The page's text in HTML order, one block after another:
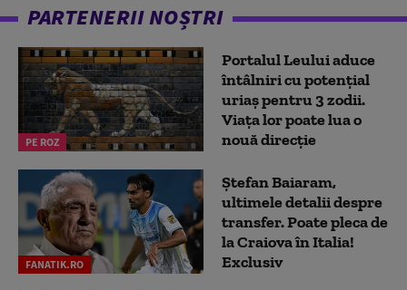
PARTENERII NOȘTRI
PE ROZ
Portalul Leului aduce
întâlniri cu potențial
uriaș pentru 3 zodii.
Viața lor poate lua o
nouă direcție
FANATIK.RO
Ștefan Baiaram,
ultimele detalii despre
transfer. Poate pleca de
la Craiova în Italia!
Exclusiv